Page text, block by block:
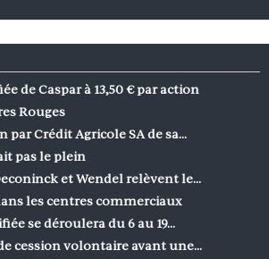
de Caspar à 13,50 € par action
Rouges
par Crédit Agricole SA de sa…
pas le plein
et Wendel relèvent le…
les centres commerciaux
se déroulera du 6 au 19…
cession volontaire avant une…